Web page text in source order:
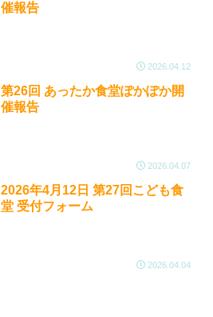
催報告
2026.04.12
第26回 あったか食堂ぽかぽか開
催報告
2026.04.07
2026年4月12日 第27回こども食
堂 受付フォーム
2026.04.04